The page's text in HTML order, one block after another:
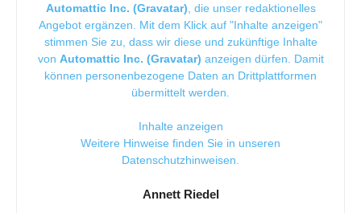
Automattic Inc. (Gravatar), die unser redaktionelles
Angebot ergänzen. Mit dem Klick auf "Inhalte anzeigen"
stimmen Sie zu, dass wir diese und zukünftige Inhalte
von Automattic Inc. (Gravatar) anzeigen dürfen. Damit
können personenbezogene Daten an Drittplattformen
übermittelt werden.
Inhalte anzeigen
Weitere Hinweise finden Sie in unseren
Datenschutzhinweisen.
Annett Riedel